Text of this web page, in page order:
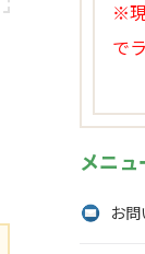
※
で
メニュ
お